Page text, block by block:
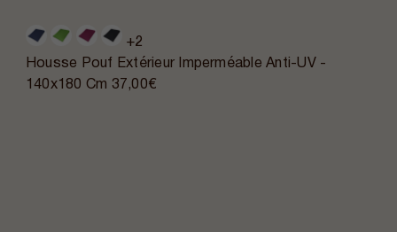
+2
Housse Pouf Extérieur Imperméable Anti-UV -
140x180 Cm 37,00€